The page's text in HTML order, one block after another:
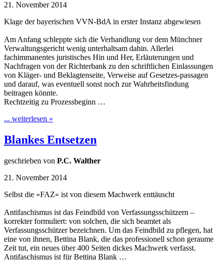
21. November 2014
Klage der bayerischen VVN-BdA in erster Instanz abgewiesen
Am Anfang schleppte sich die Verhandlung vor dem Münchner
Verwaltungsgericht wenig unterhaltsam dahin. Allerlei
fachimmanentes juristisches Hin und Her, Erläuterungen und
Nachfragen von der Richterbank zu den schriftlichen Einlassungen
von Kläger- und Beklagtenseite, Verweise auf Gesetzes-passagen
und darauf, was eventuell sonst noch zur Wahrheitsfindung
beitragen könnte.
Rechtzeitig zu Prozessbeginn …
... weiterlesen »
Blankes Entsetzen
geschrieben von P.C. Walther
21. November 2014
Selbst die »FAZ« ist von diesem Machwerk enttäuscht
Antifaschismus ist das Feindbild von Verfassungsschützern –
korrekter formuliert: von solchen, die sich beamtet als
Verfassungsschützer bezeichnen. Um das Feindbild zu pflegen, hat
eine von ihnen, Bettina Blank, die das professionell schon geraume
Zeit tut, ein neues über 400 Seiten dickes Machwerk verfasst.
Antifaschismus ist für Bettina Blank …